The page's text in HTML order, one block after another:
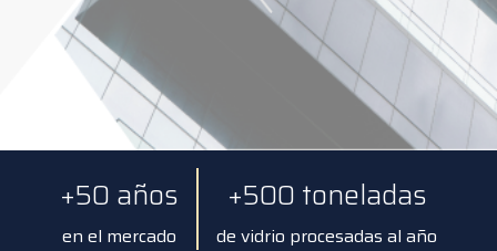
+50 años
en el mercado
+500 toneladas
de vidrio procesadas al año